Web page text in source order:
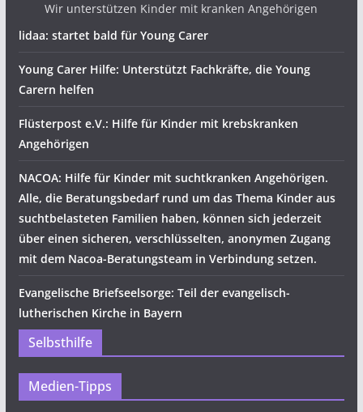
Wir unterstützen Kinder mit kranken Angehörigen
lidaa: startet bald für Young Carer
Young Carer Hilfe: Unterstützt Fachkräfte, die Young
Carern helfen
Flüsterpost e.V.: Hilfe für Kinder mit krebskranken
Angehörigen
NACOA: Hilfe für Kinder mit suchtkranken Angehörigen.
Alle, die Beratungsbedarf rund um das Thema Kinder aus
suchtbelasteten Familien haben, können sich jederzeit
über einen sicheren, verschlüsselten, anonymen Zugang
mit dem Nacoa-Beratungsteam in Verbindung setzen.
Evangelische Briefseelsorge: Teil der evangelisch-
lutherischen Kirche in Bayern
Selbsthilfe
Medien-Tipps